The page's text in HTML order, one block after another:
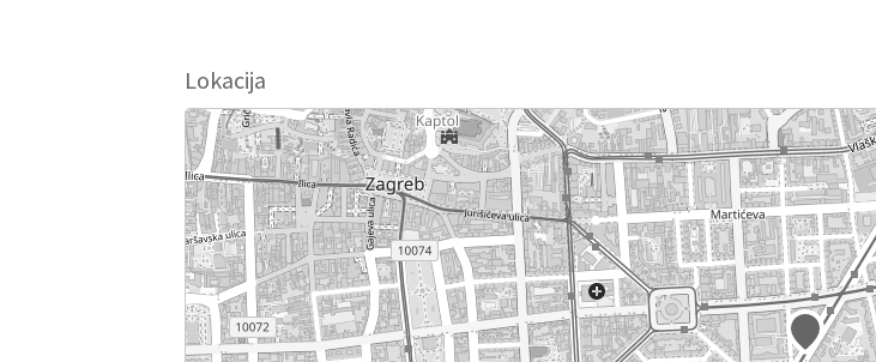
Lokacija